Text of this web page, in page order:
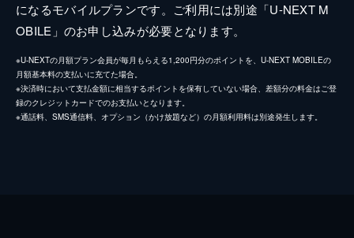
になるモバイルプランです。ご利用には別途「U-NEXT M
OBILE」のお申し込みが必要となります。
※U-NEXTの月額プラン会員が毎月もらえる1,200円分のポイントを、U-NEXT MOBILEの
月額基本料の支払いに充てた場合。
※決済時において支払金額に相当するポイントを保有していない場合、差額分の料金はご登
録のクレジットカードでのお支払いとなります。
※通話料、SMS通信料、オプション（かけ放題など）の月額利用料は別途発生します。